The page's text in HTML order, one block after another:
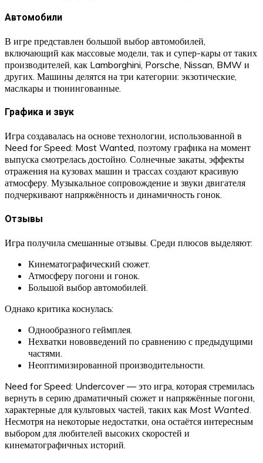
Автомобили
В игре представлен большой выбор автомобилей,
включающий как массовые модели, так и супер-кары от таких
производителей, как Lamborghini, Porsche, Nissan, BMW и
других. Машины делятся на три категории: экзотические,
маслкары и тюнингованные.
Графика и звук
Игра создавалась на основе технологии, использованной в
Need for Speed: Most Wanted, поэтому графика на момент
выпуска смотрелась достойно. Солнечные закаты, эффекты
отражения на кузовах машин и трассах создают красивую
атмосферу. Музыкальное сопровождение и звуки двигателя
подчеркивают напряжённость и динамичность гонок.
Отзывы
Игра получила смешанные отзывы. Среди плюсов выделяют:
Кинематографический сюжет.
Атмосферу погони и гонок.
Большой выбор автомобилей.
Однако критика коснулась:
Однообразного геймплея.
Нехватки нововведений по сравнению с предыдущими
частями.
Неоптимизированной производительности.
Need for Speed: Undercover — это игра, которая стремилась
вернуть в серию драматичный сюжет и напряжённые погони,
характерные для культовых частей, таких как Most Wanted.
Несмотря на некоторые недостатки, она остаётся интересным
выбором для любителей высоких скоростей и
кинематографичных историй.